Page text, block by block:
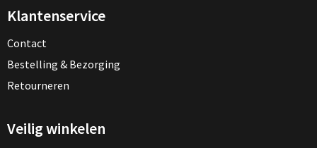
Klantenservice
Contact
Bestelling & Bezorging
Retourneren
Veilig winkelen